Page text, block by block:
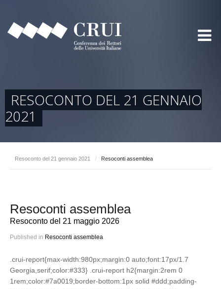
RESOCONTO DEL 21 GENNAIO
2021
Resoconto del 21 gennaio 2021 / Resoconti assemblea
Resoconti assemblea
Resoconto del 21 maggio 2026
Published in Resoconti assemblea
.crui-report{max-width:980px;margin:0 auto;font:17px/1.7
Georgia,serif;color:#333} .crui-report h2{margin:2rem 0
1rem;color:#7a0019;border-bottom:1px solid #ddd;padding-